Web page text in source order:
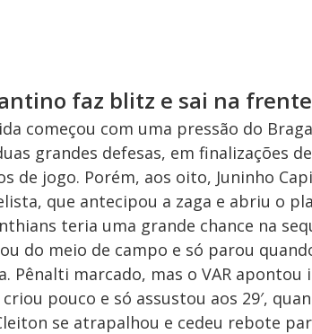
faz blitz e sai na frente
começou com uma pressão do
grandes defesas, em finalizações
de jogo. Porém, aos oito, Juninho
que antecipou a zaga e abriu o
teria uma grande chance na
do meio de campo e só parou
Pênalti marcado, mas o VAR
pouco e só assustou aos 29′,
se atrapalhou e cedeu rebote